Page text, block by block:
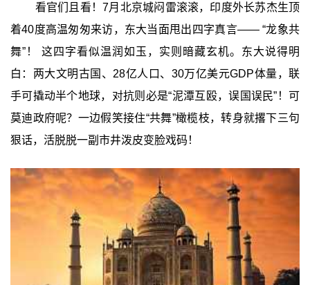
看官们且看！7月北京城闷雷滚滚，印度外长苏杰生顶
着40度高温匆匆来访，东大当面甩出四字真言—— “龙象共
舞”！ 这四字看似温润如玉，实则暗藏玄机。东大说得明
白：两大文明古国、28亿人口、30万亿美元GDP体量，联
手可撬动半个地球，对抗则必是“泥潭互殴，误国误民”！可
莫迪政府呢？一边假笑接住“共舞”橄榄枝，转身就撂下三句
狠话，活脱脱一副市井泼皮变脸戏码！